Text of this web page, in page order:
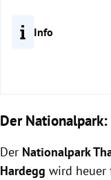
Info
Der
Der Nationalpark
Hardegg wird heuer